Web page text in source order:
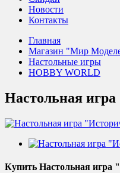
Новости
Контакты
Главная
Магазин "Мир
Настольные игры
HOBBY WORLD
Настольная
Купить Настольная игра